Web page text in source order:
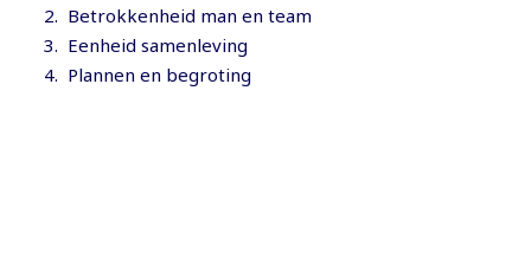
⁠⁠Betrokkenheid man en team
⁠ ⁠⁠Eenheid samenleving
⁠⁠Plannen en begroting